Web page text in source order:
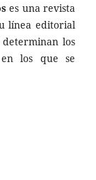
es una revista
línea editorial
los
en los que se